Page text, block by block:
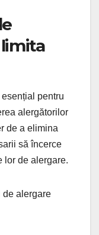
pentru
alergătorilor
de a elimina
să încerce
lor de alergare.
de alergare